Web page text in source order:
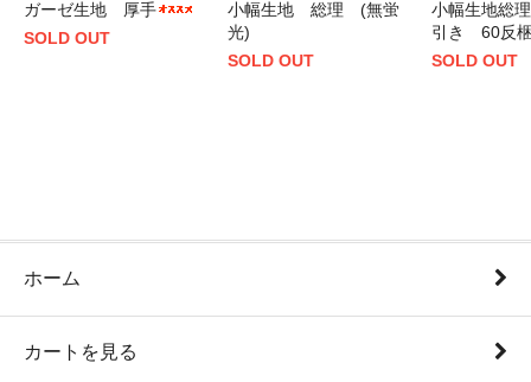
ガーゼ生地 厚手
SOLD OUT
小幅生地 総理 (無蛍
光)
SOLD OUT
小幅生地総
引き 60反
SOLD OUT
ホーム
カートを見る